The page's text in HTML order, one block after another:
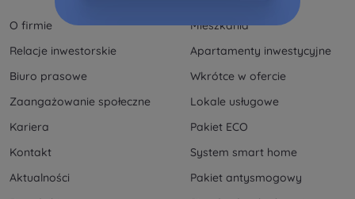
przeglądarki.
analitycznych i statystycznych służących
poprawie stosowanych funkcjonalności i usług
wyjaśnienia okoliczności niedozwolonego
korzystania z Serwisu, a także w celach
uzasadnionych interesów realizowanych przez
O firmie
Relacje inwestorskie
Biuro prasowe
Zaangażowanie społeczne
Kariera
Kontakt
Aktualności
Mieszkania
Apartamenty inwestycyjne
Wkrótce w ofercie
Lokale usługowe
Pakiet ECO
System smart home
Pakiet antysmogowy